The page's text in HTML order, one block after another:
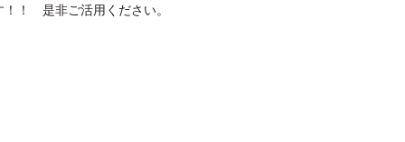
！　是非ご活用ください。